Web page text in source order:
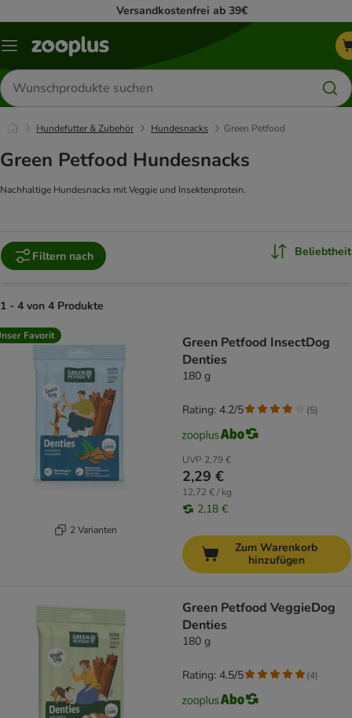
Versandkostenfrei ab 39€
Menü
Produkte
suchen
Hundefutter & Zubehör Hundesnacks Green Petfood
Green Petfood Hundesnacks
Nachhaltige Hundesnacks mit Veggie und Insektenprotein.
Filtern nach Beliebtheit
1 - 4 von 4 Produkte
product items have been changed
Favorit
2 Varianten
Green Petfood InsectDog
Denties
180 g
UVP 2,79 €
2,29 €
12,72 € / kg
2,18 €
Rating: 4.2/5 (5)
Zum Warenkorb
hinzufügen
Green Petfood VeggieDog
Denties
180 g
Rating: 4.5/5 (4)